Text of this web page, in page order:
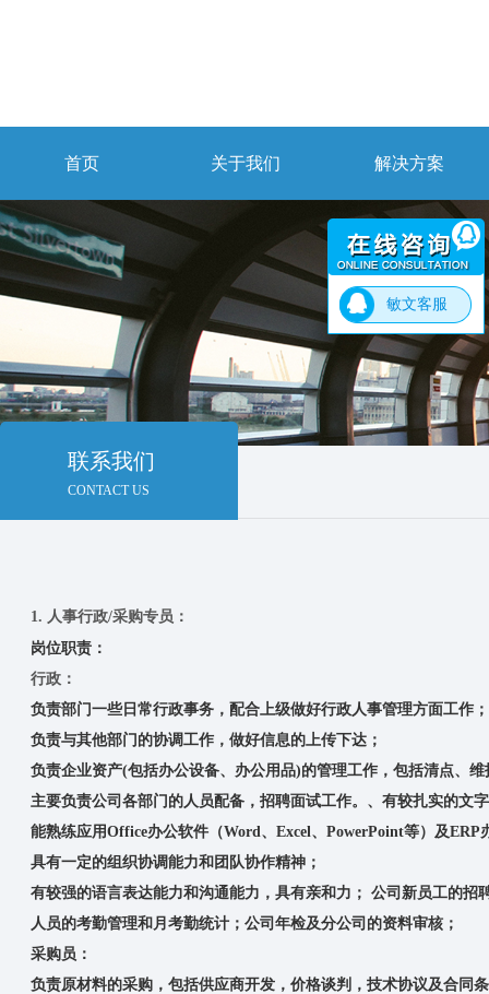
首页 关于我们 解决方案
联系我们
CONTACT US
1. 人事行政/采购专员：
岗位职责：
行政：
负责部门一些日常行政事务，配合上级做好行政人事管理方面工作；
负责与其他部门的协调工作，做好信息的上传下达；
负责企业资产(包括办公设备、办公用品)的管理工作，包括清点、
主要负责公司各部门的人员配备，招聘面试工作。、有较扎实的文
能熟练应用Office办公软件（Word、Excel、PowerPoint等）及ERP
具有一定的组织协调能力和团队协作精神；
有较强的语言表达能力和沟通能力，具有亲和力； 公司新员工的招
人员的考勤管理和月考勤统计；公司年检及分公司的资料审核；
采购员：
负责原材料的采购，包括供应商开发，价格谈判，技术协议及合同
敏文客服